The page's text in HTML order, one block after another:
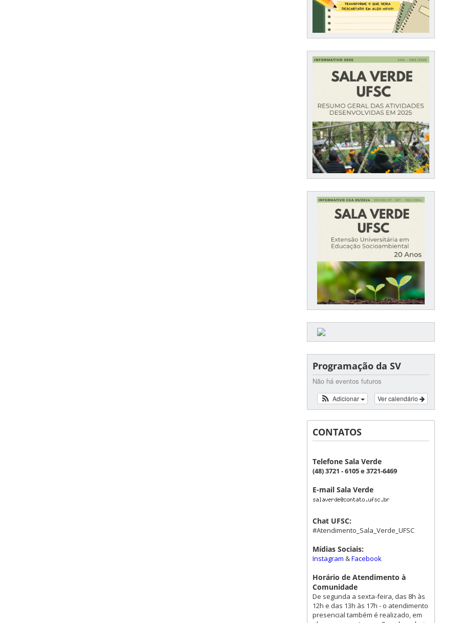
Programação da SV
Não há eventos futuros
Ver calendário
Adicionar
CONTATOS
Telefone Sala Verde
(48) 3721 - 6105 e 3721-6469
E-mail Sala Verde
Chat UFSC:
#Atendimento_Sala_Verde_UFSC
Mídias Sociais:
Instagram &Facebook
Horário de Atendimento à
Comunidade
De segunda a sexta-feira, das 8h às
12h e das 13h às 17h - o atendimento
presencial também é realizado, em